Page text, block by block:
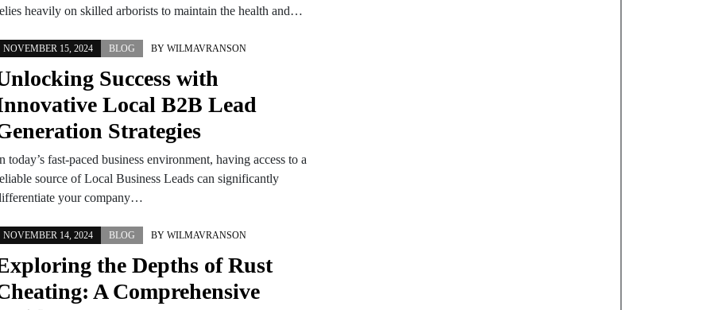
heavily on skilled arborists to maintain the health and…
NOVEMBER 15, 2024 BLOG BY WILMAVRANSON
Success with
Local B2B Lead
Strategies
today’s fast-paced business environment, having access to a
source of Local Business Leads can significantly
your company…
NOVEMBER 14, 2024 BLOG BY WILMAVRANSON
the Depths of Rust
A Comprehensive